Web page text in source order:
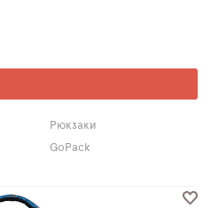
Рюкзаки
GoPack